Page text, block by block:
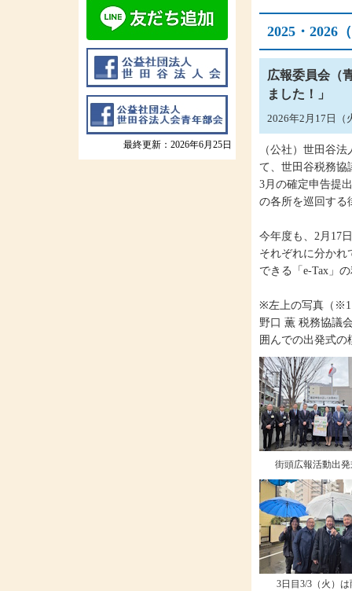
最終更新：2026年6月25日
2025・2026
広報委員会（
ました！」
2026年2月17日（
（公社）世田谷
て、世田谷税務協
3月の確定申告提
の各所を巡回する
今年度も、2月17
それぞれに分かれ
できる「e-Tax」
※左上の写真（※1
野口 薫 税務協議
囲んでの出発式の
街頭広報活動出発
3日目3/3（火）は